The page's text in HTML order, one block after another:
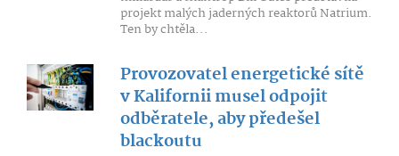
projekt malých jaderných reaktorů Natrium.
Ten by chtěla...
Provozovatel energetické sítě
v Kalifornii musel odpojit
odběratele, aby předešel
blackoutu